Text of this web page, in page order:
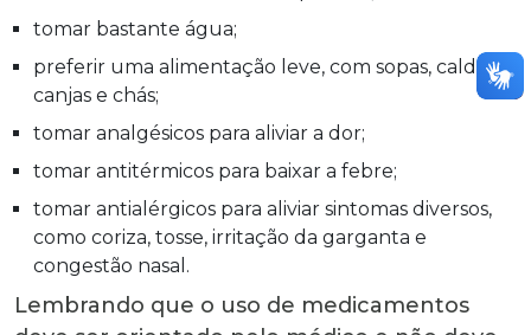
tomar bastante água;
preferir uma alimentação leve, com sopas, caldos,
canjas e chás;
tomar analgésicos para aliviar a dor;
tomar antitérmicos para baixar a febre;
tomar antialérgicos para aliviar sintomas diversos,
como coriza, tosse, irritação da garganta e
congestão nasal.
Lembrando que o uso de medicamentos